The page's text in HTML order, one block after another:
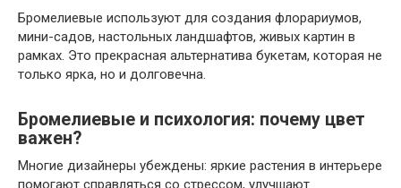
Бромелиевые используют для создания флорариумов,
мини-садов, настольных ландшафтов, живых картин в
рамках. Это прекрасная альтернатива букетам, которая не
только ярка, но и долговечна.
Бромелиевые и психология: почему цвет
важен?
Многие дизайнеры убеждены: яркие растения в интерьере
помогают справляться со стрессом, улучшают